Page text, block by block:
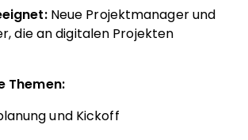
Neue Projektmanager und
die an digitalen Projekten
Themen:
und Kickoff